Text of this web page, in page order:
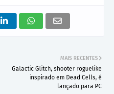
MAIS RECENTES
Galactic Glitch, shooter roguelike
inspirado em Dead Cells, é
lançado para PC